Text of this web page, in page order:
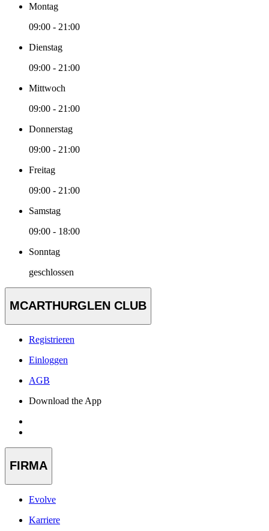
Montag
09:00 - 21:00
Dienstag
09:00 - 21:00
Mittwoch
09:00 - 21:00
Donnerstag
09:00 - 21:00
Freitag
09:00 - 21:00
Samstag
09:00 - 18:00
Sonntag
geschlossen
MCARTHURGLEN CLUB
Registrieren
Einloggen
AGB
Download the App
FIRMA
Evolve
Karriere